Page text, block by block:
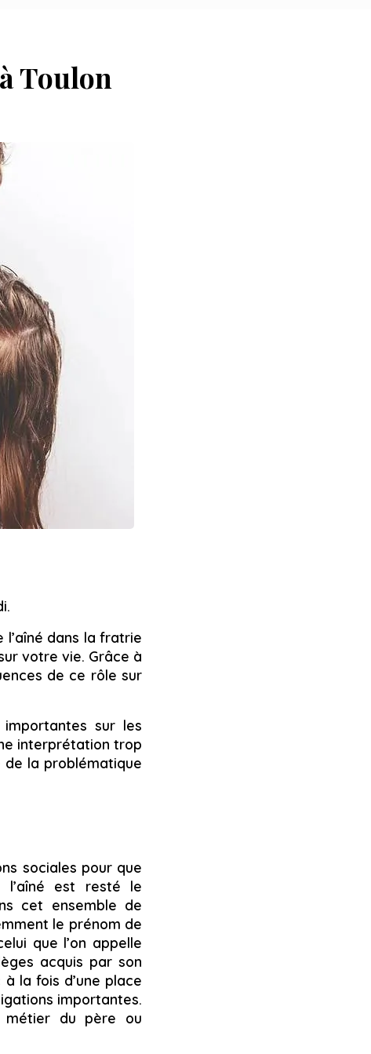
Toulon
dans la fratrie
votre vie. Grâce à
de ce rôle sur
sur les
interprétation trop
la problématique
sociales pour que
l’aîné est resté le
cet ensemble de
le prénom de
que l’on appelle
acquis par son
la fois d’une place
importantes.
métier du père ou